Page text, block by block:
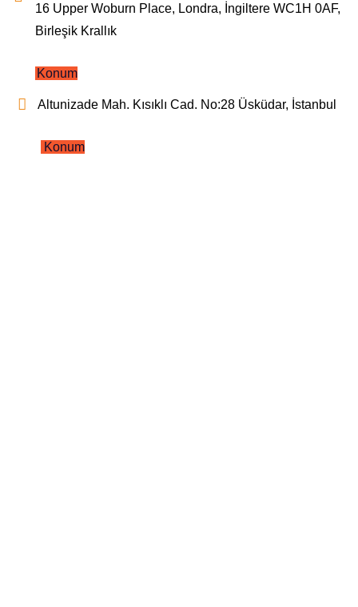
16 Upper Woburn Place, Londra, İngiltere WC1H 0AF,
Birleşik Krallık
Konum
Altunizade Mah. Kısıklı Cad. No:28 Üsküdar, İstanbul
Konum